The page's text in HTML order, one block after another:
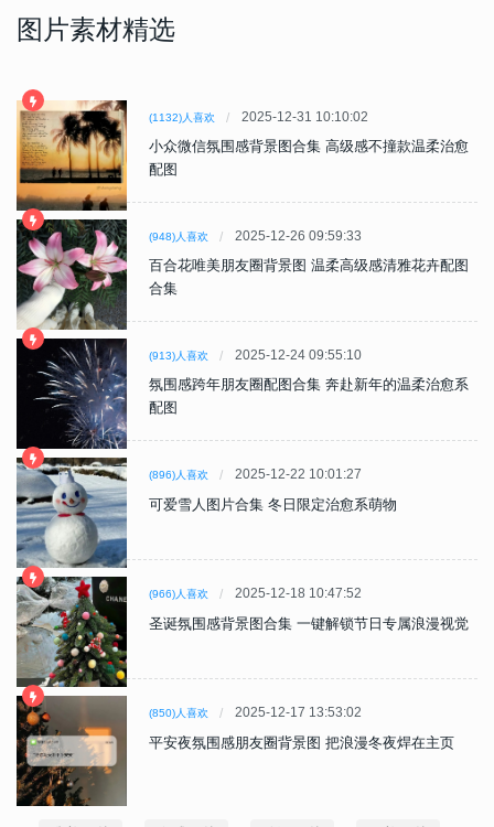
图片素材精选
(1132)人喜欢 2025-12-31 10:10:02
小众微信氛围感背景图合集 高级感不撞款温柔治愈
配图
(948)人喜欢 2025-12-26 09:59:33
百合花唯美朋友圈背景图 温柔高级感清雅花卉配图
合集
(913)人喜欢 2025-12-24 09:55:10
氛围感跨年朋友圈配图合集 奔赴新年的温柔治愈系
配图
(896)人喜欢 2025-12-22 10:01:27
可爱雪人图片合集 冬日限定治愈系萌物
(966)人喜欢 2025-12-18 10:47:52
圣诞氛围感背景图合集 一键解锁节日专属浪漫视觉
(850)人喜欢 2025-12-17 13:53:02
平安夜氛围感朋友圈背景图 把浪漫冬夜焊在主页